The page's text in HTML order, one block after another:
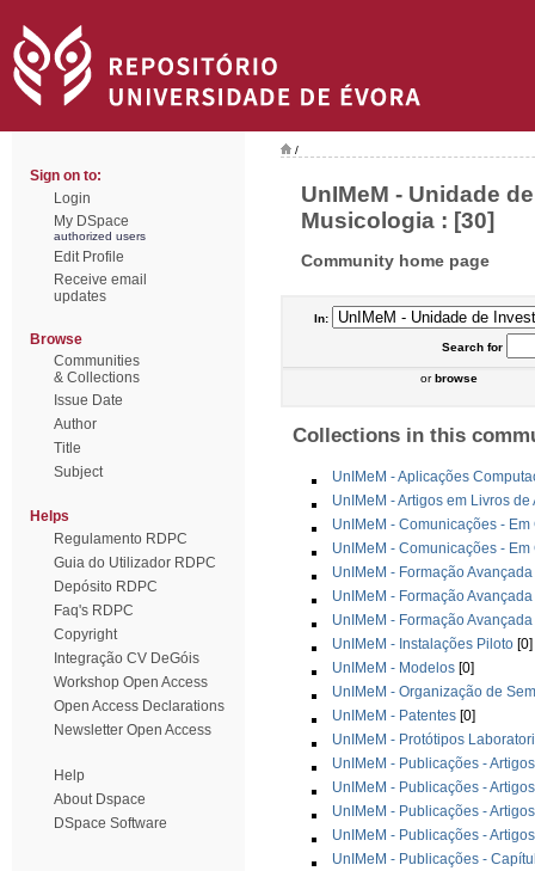
Sign on to:
Login
My DSpace
authorized users
Edit Profile
Receive email
updates
Browse
Communities
& Collections
Issue Date
Author
Title
Subject
Helps
Regulamento RDPC
Guia do Utilizador RDPC
Depósito RDPC
Faq's RDPC
Copyright
Integração CV DeGóis
Workshop Open Access
Open Access Declarations
Newsletter Open Access
Help
About Dspace
DSpace Software
/
UnIMeM - Unidade
Musicologia : [30]
Community home page
In:
Searchfor
orbrowse
Collections in this
UnIMeM - Aplicações
UnIMeM - Artigos em Livros
UnIMeM - Comunicações -
UnIMeM - Comunicações -
UnIMeM - Formação
UnIMeM - Formação
UnIMeM - Formação
UnIMeM - Instalações Piloto [0]
UnIMeM - Modelos [0]
UnIMeM - Organização de
UnIMeM - Patentes [0]
UnIMeM - Protótipos
UnIMeM - Publicações -
UnIMeM - Publicações -
UnIMeM - Publicações -
UnIMeM - Publicações -
UnIMeM - Publicações -